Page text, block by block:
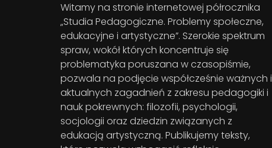
Witamy na stronie internetowej półrocznika
„Studia Pedagogiczne. Problemy społeczne,
edukacyjne i artystyczne”. Szerokie spektrum
spraw, wokół których koncentruje się
problematyka poruszana w czasopiśmie,
pozwala na podjęcie współcześnie ważnych i
aktualnych zagadnień z zakresu pedagogiki i
nauk pokrewnych: filozofii, psychologii,
socjologii oraz dziedzin związanych z
edukacją artystyczną. Publikujemy teksty,